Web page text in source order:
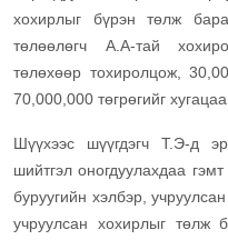
хохирлыг бүрэн төлж
төлөөлөгч А.А-тай
төлөхөөр тохиролцож,
70,000,000 төгрөгийг
Шүүхээс шүүгдэгч Т.Э-д
шийтгэл оногдуулахдаа
буруугийн хэлбэр,
учруулсан хохирлыг төлж